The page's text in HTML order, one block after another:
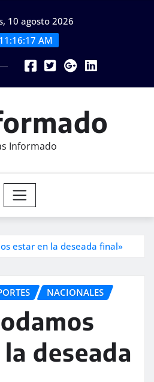
10 agosto 2026
11:16:19 AM
Informado
estar en la deseada final»
NACIONALES
deseada